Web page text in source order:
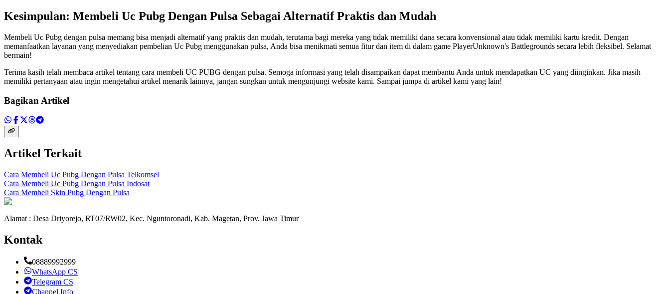
Kesimpulan: Membeli Uc Pubg Dengan Pulsa Sebagai Alternatif Praktis dan Mudah
Membeli Uc Pubg dengan pulsa memang bisa menjadi alternatif yang praktis dan mudah, terutama bagi mereka yang tidak memiliki dana secara konvensional atau tidak memiliki kartu kredit. Dengan
memanfaatkan layanan yang menyediakan pembelian Uc Pubg menggunakan pulsa, Anda bisa menikmati semua fitur dan item di dalam game PlayerUnknown's Battlegrounds secara lebih fleksibel. Selamat
bermain!
Terima kasih telah membaca artikel tentang cara membeli UC PUBG dengan pulsa. Semoga informasi yang telah disampaikan dapat membantu Anda untuk mendapatkan UC yang diinginkan. Jika masih
memiliki pertanyaan atau ingin mengetahui artikel menarik lainnya, jangan sungkan untuk mengunjungi website kami. Sampai jumpa di artikel kami yang lain!
Bagikan Artikel
Artikel Terkait
Cara Membeli Uc Pubg Dengan Pulsa Telkomsel
Cara Membeli Uc Pubg Dengan Pulsa Indosat
Cara Membeli Skin Pubg Dengan Pulsa
Alamat : Desa Driyorejo, RT07/RW02, Kec. Nguntoronadi, Kab. Magetan, Prov. Jawa Timur
Kontak
08889992999
WhatsApp CS
Telegram CS
Channel Info